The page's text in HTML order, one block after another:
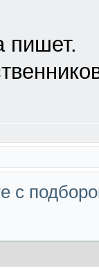
пишет.
с